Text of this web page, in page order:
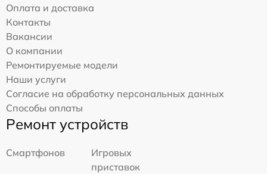
Оплата и доставка
Контакты
Вакансии
О компании
Ремонтируемые модели
Наши услуги
Согласие на обработку персональных данных
Способы оплаты
Ремонт устройств
Смартфонов
Игровых
приставок